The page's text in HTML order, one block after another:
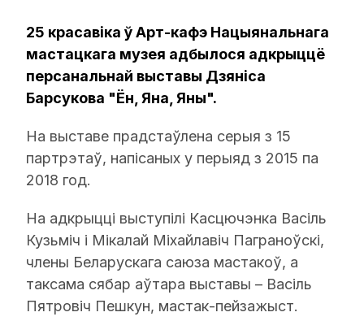
25 красавіка ў Арт-кафэ Нацыянальнага
мастацкага музея адбылося адкрыццё
персанальнай выставы Дзяніса
Барсукова "Ён, Яна, Яны".
На выставе прадстаўлена серыя з 15
партрэтаў, напісаных у перыяд з 2015 па
2018 год.
На адкрыцці выступілі Касцючэнка Васіль
Кузьміч і Мікалай Міхайлавіч Паграноўскі,
члены Беларускага саюза мастакоў, а
таксама сябар аўтара выставы – Васіль
Пятровіч Пешкун, мастак-пейзажыст.